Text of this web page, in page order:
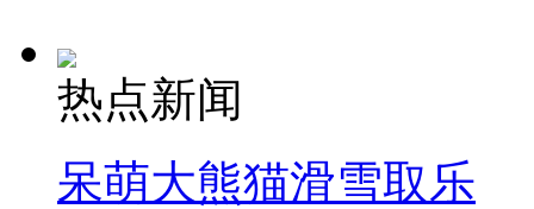
热点新闻
呆萌大熊猫滑雪取乐